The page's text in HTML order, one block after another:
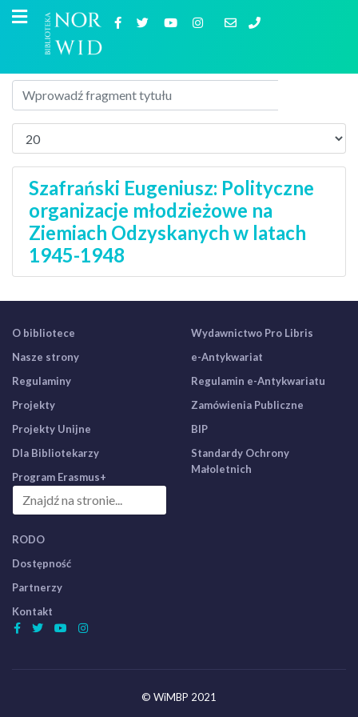
Szafrański Eugeniusz: Polityczne
organizacje młodzieżowe na
Ziemiach Odzyskanych w latach
1945-1948
O bibliotece
Nasze strony
Regulaminy
Projekty
Projekty Unijne
Dla Bibliotekarzy
Program Erasmus+
Wydawnictwo Pro Libris
e-Antykwariat
Regulamin e-Antykwariatu
Zamówienia Publiczne
BIP
Standardy Ochrony
Małoletnich
RODO
Dostępność
Partnerzy
Kontakt
© WiMBP 2021